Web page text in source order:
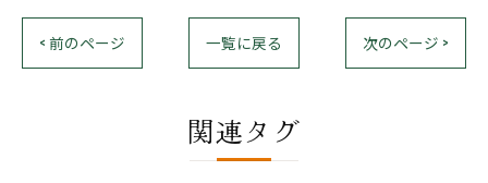
< 前のページ 一覧に戻る 次のページ >
関連タグ